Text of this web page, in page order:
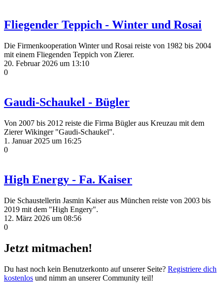
Fliegender Teppich - Winter und Rosai
Die Firmenkooperation Winter und Rosai reiste von 1982 bis 2004
mit einem Fliegenden Teppich von Zierer.
20. Februar 2026 um 13:10
0
Gaudi-Schaukel - Bügler
Von 2007 bis 2012 reiste die Firma Bügler aus Kreuzau mit dem
Zierer Wikinger "Gaudi-Schaukel".
1. Januar 2025 um 16:25
0
High Energy - Fa. Kaiser
Die Schaustellerin Jasmin Kaiser aus München reiste von 2003 bis
2019 mit dem "High Engery".
12. März 2026 um 08:56
0
Jetzt mitmachen!
Du hast noch kein Benutzerkonto auf unserer Seite? Registriere dich
kostenlos und nimm an unserer Community teil!